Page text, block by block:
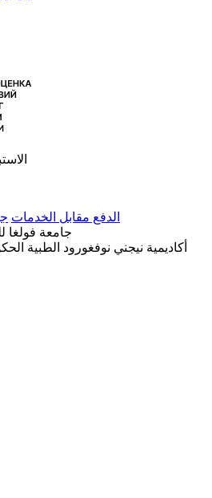
الدفع مقابل الخدمات
© 2009-2023 جامعة
أكاديمية نيجني نوفغورود الطبية